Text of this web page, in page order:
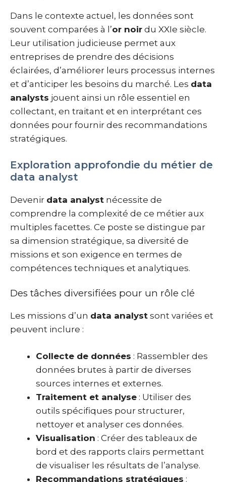
Dans le contexte actuel, les données sont
souvent comparées à l’or noir du XXIe siècle.
Leur utilisation judicieuse permet aux
entreprises de prendre des décisions
éclairées, d’améliorer leurs processus internes
et d’anticiper les besoins du marché. Les data
analysts jouent ainsi un rôle essentiel en
collectant, en traitant et en interprétant ces
données pour fournir des recommandations
stratégiques.
Exploration approfondie du métier de
data analyst
Devenir data analyst nécessite de
comprendre la complexité de ce métier aux
multiples facettes. Ce poste se distingue par
sa dimension stratégique, sa diversité de
missions et son exigence en termes de
compétences techniques et analytiques.
Des tâches diversifiées pour un rôle clé
Les missions d’un data analyst sont variées et
peuvent inclure :
Collecte de données : Rassembler des
données brutes à partir de diverses
sources internes et externes.
Traitement et analyse : Utiliser des
outils spécifiques pour structurer,
nettoyer et analyser ces données.
Visualisation : Créer des tableaux de
bord et des rapports clairs permettant
de visualiser les résultats de l’analyse.
Recommandations stratégiques :